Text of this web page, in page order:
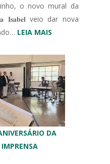
o novo mural da
𝐈𝐬𝐚𝐛𝐞𝐥 veio dar nova
LEIA MAIS:
ERPI
DA